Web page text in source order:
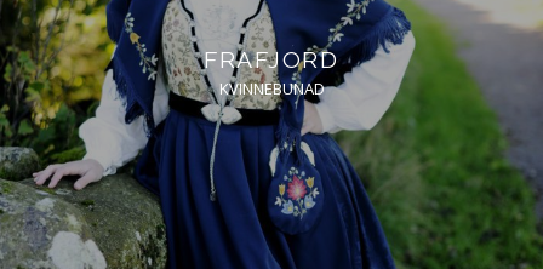
FRAFJORD
KVINNEBUNAD